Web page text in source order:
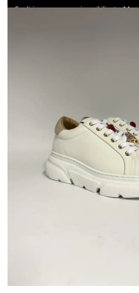
Spedizione express e resi possibili entro 14 gg